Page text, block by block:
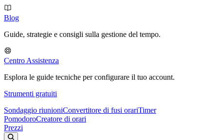
Blog
Guide, strategie e consigli sulla gestione del tempo.
Centro Assistenza
Esplora le guide tecniche per configurare il tuo account.
Strumenti gratuiti
Sondaggio riunioniConvertitore di fusi orariTimer
PomodoroCreatore di orari
Prezzi